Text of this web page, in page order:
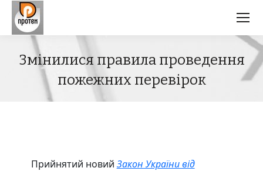
Змінилися правила проведення
пожежних перевірок
Прийнятий новий Закон України від